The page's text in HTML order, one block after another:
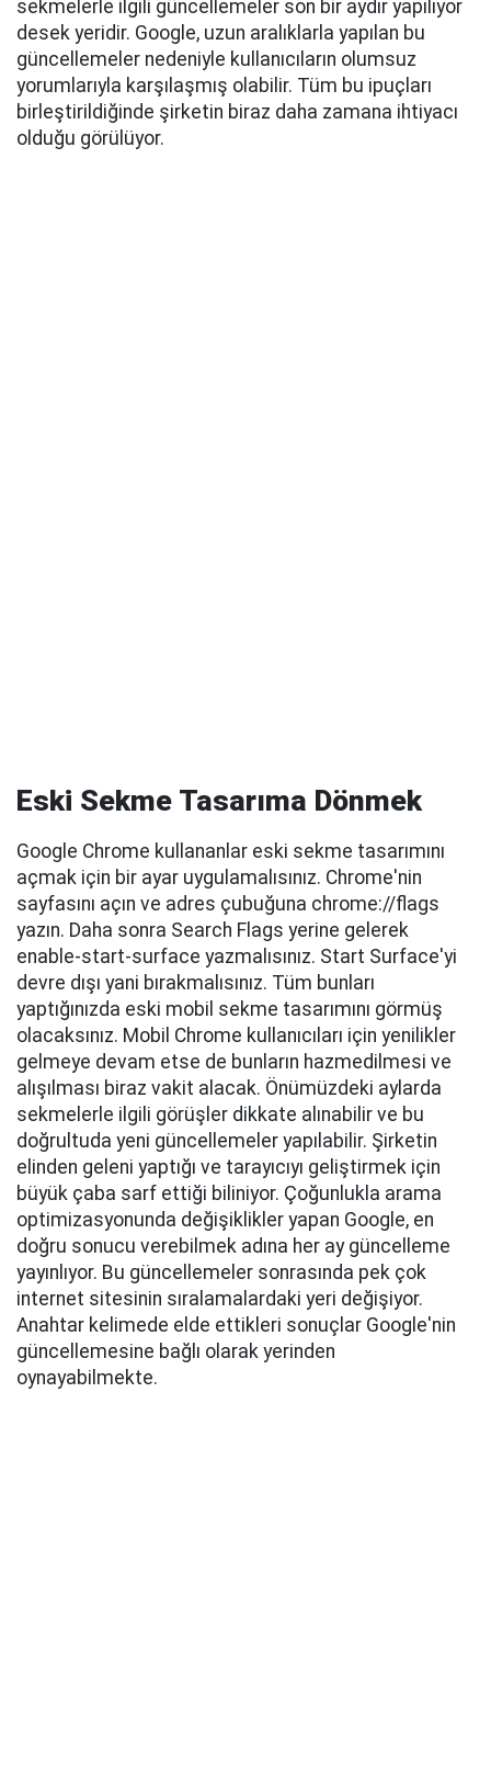
sekmelerle ilgili güncellemeler son bir aydır yapılıyor
desek yeridir. Google, uzun aralıklarla yapılan bu
güncellemeler nedeniyle kullanıcıların olumsuz
yorumlarıyla karşılaşmış olabilir. Tüm bu ipuçları
birleştirildiğinde şirketin biraz daha zamana ihtiyacı
olduğu görülüyor.
Eski Sekme Tasarıma Dönmek
Google Chrome kullananlar eski sekme tasarımını
açmak için bir ayar uygulamalısınız. Chrome'nin
sayfasını açın ve adres çubuğuna chrome://flags
yazın. Daha sonra Search Flags yerine gelerek
enable-start-surface yazmalısınız. Start Surface'yi
devre dışı yani bırakmalısınız. Tüm bunları
yaptığınızda eski mobil sekme tasarımını görmüş
olacaksınız. Mobil Chrome kullanıcıları için yenilikler
gelmeye devam etse de bunların hazmedilmesi ve
alışılması biraz vakit alacak. Önümüzdeki aylarda
sekmelerle ilgili görüşler dikkate alınabilir ve bu
doğrultuda yeni güncellemeler yapılabilir. Şirketin
elinden geleni yaptığı ve tarayıcıyı geliştirmek için
büyük çaba sarf ettiği biliniyor. Çoğunlukla arama
optimizasyonunda değişiklikler yapan Google, en
doğru sonucu verebilmek adına her ay güncelleme
yayınlıyor. Bu güncellemeler sonrasında pek çok
internet sitesinin sıralamalardaki yeri değişiyor.
Anahtar kelimede elde ettikleri sonuçlar Google'nin
güncellemesine bağlı olarak yerinden
oynayabilmekte.